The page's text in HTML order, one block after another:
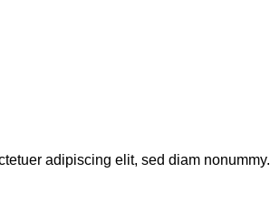
adipiscing elit, sed diam nonummy.